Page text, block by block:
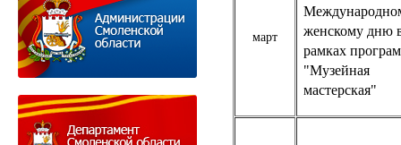
март
женскому дню
рамках
"Музейная
мастерская"